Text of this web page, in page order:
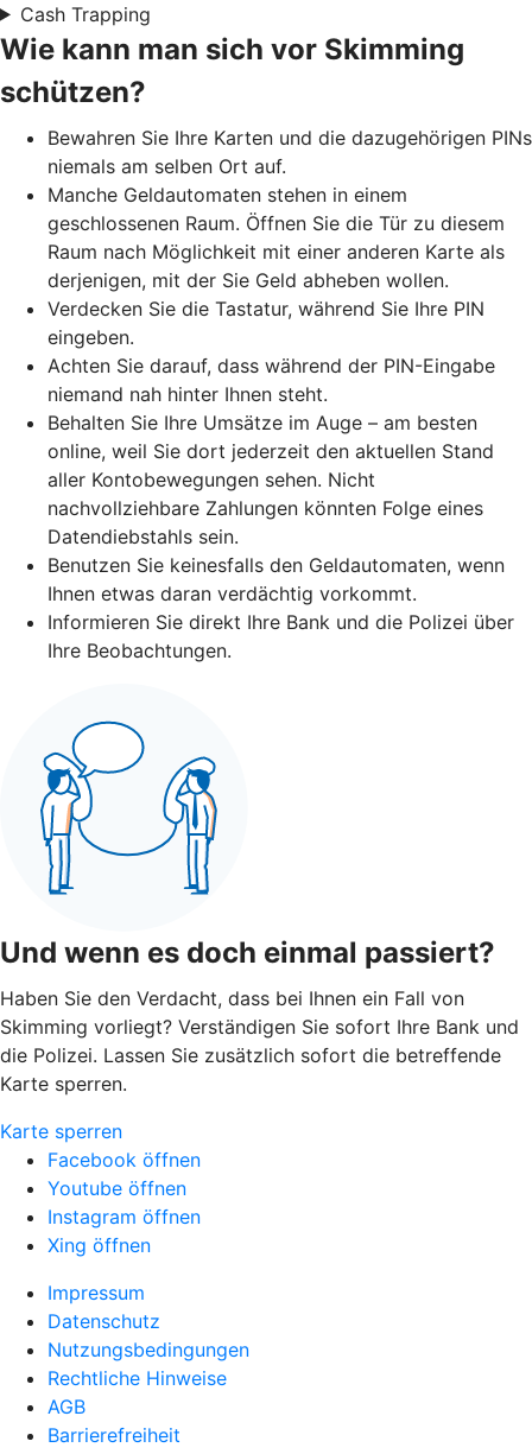
Cash Trapping
Wie kann man sich vor Skimming
schützen?
Bewahren Sie Ihre Karten und die dazugehörigen PINs
niemals am selben Ort auf.
Manche Geldautomaten stehen in einem
geschlossenen Raum. Öffnen Sie die Tür zu diesem
Raum nach Möglichkeit mit einer anderen Karte als
derjenigen, mit der Sie Geld abheben wollen.
Verdecken Sie die Tastatur, während Sie Ihre PIN
eingeben.
Achten Sie darauf, dass während der PIN-Eingabe
niemand nah hinter Ihnen steht.
Behalten Sie Ihre Umsätze im Auge – am besten
online, weil Sie dort jederzeit den aktuellen Stand
aller Kontobewegungen sehen. Nicht
nachvollziehbare Zahlungen könnten Folge eines
Datendiebstahls sein.
Benutzen Sie keinesfalls den Geldautomaten, wenn
Ihnen etwas daran verdächtig vorkommt.
Informieren Sie direkt Ihre Bank und die Polizei über
Ihre Beobachtungen.
Und wenn es doch einmal passiert?
Haben Sie den Verdacht, dass bei Ihnen ein Fall von
Skimming vorliegt? Verständigen Sie sofort Ihre Bank und
die Polizei. Lassen Sie zusätzlich sofort die betreffende
Karte sperren.
Karte sperren
Facebook öffnen
Youtube öffnen
Instagram öffnen
Xing öffnen
Impressum
Datenschutz
Nutzungsbedingungen
Rechtliche Hinweise
AGB
Barrierefreiheit